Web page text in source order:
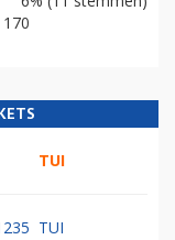
TUI
TUI